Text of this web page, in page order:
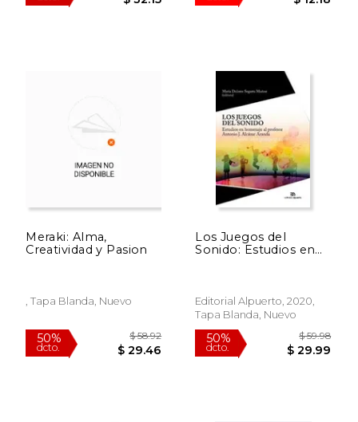
40%
dcto.
Meraki: Alma,
Creatividad y Pasion
, Tapa Blanda, Nuevo
Los Juegos del
Sonido: Estudios en
(Investigación y
Patrimonio Musical)
Editorial Alpuerto, 2020,
Tapa Blanda, Nuevo